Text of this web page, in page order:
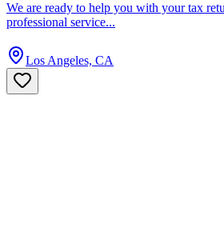
We are ready to help you with your tax
professional service...
Los Angeles, CA